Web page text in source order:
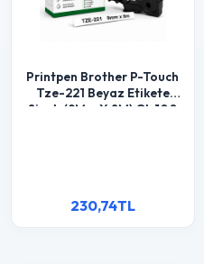
Printpen Brother P-Touch
Tze-221 Beyaz Etikete
Siyah (9Mm X 8M) Gl-100
230,74TL